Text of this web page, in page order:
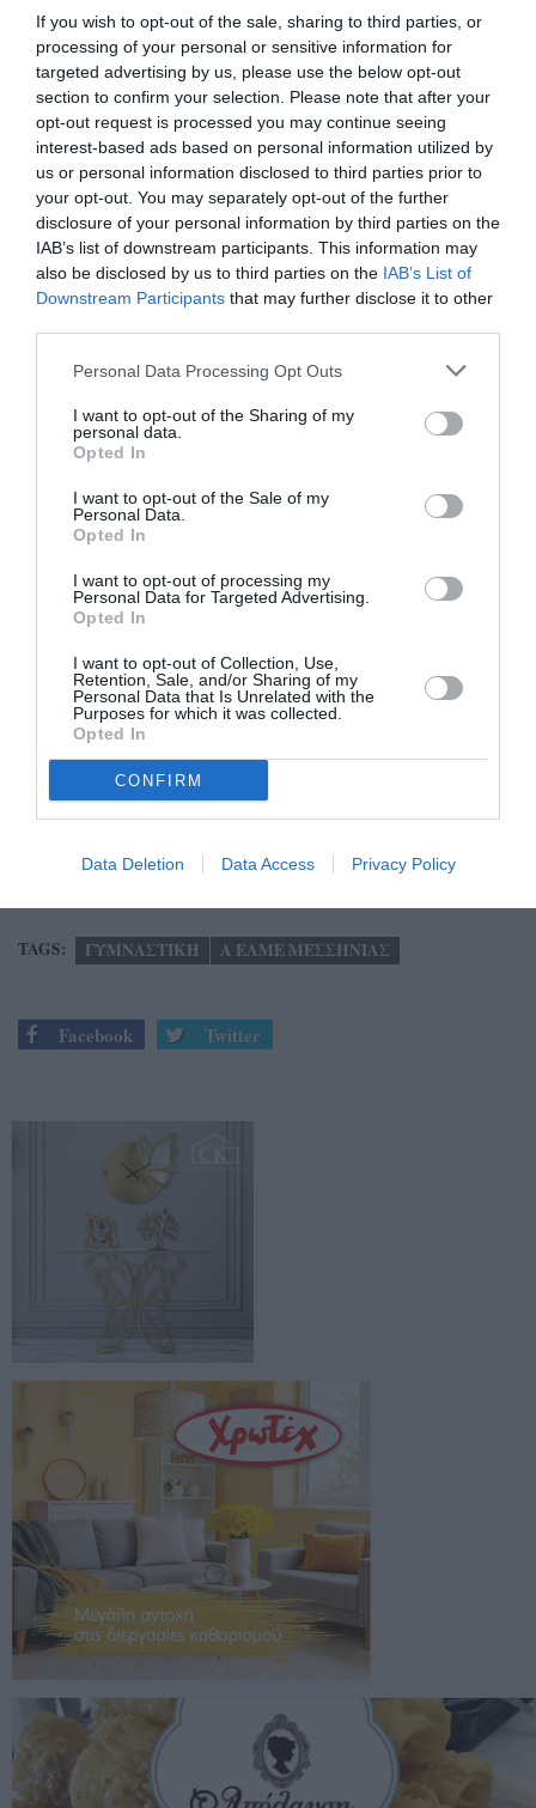
If you wish to opt-out of the sale, sharing to third parties, or
processing of your personal or sensitive information for
targeted advertising by us, please use the below opt-out
section to confirm your selection. Please note that after your
opt-out request is processed you may continue seeing
interest-based ads based on personal information utilized by
us or personal information disclosed to third parties prior to
your opt-out. You may separately opt-out of the further
disclosure of your personal information by third parties on the
IAB’s list of downstream participants. This information may
also be disclosed by us to third parties on the IAB’s List of
Downstream Participants that may further disclose it to other
Personal Data Processing Opt Outs
I want to opt-out of the Sharing of my
personal data.
Opted In
I want to opt-out of the Sale of my
Personal Data.
Opted In
I want to opt-out of processing my
Personal Data for Targeted Advertising.
Opted In
I want to opt-out of Collection, Use,
Retention, Sale, and/or Sharing of my
Personal Data that Is Unrelated with the
Purposes for which it was collected.
Opted In
CONFIRM
Data Deletion Data Access Privacy Policy
απαραίτητο εποπτικό υλικό και ο εξοπλισμός που είναι
απαραίτητος για τις σχολικές ομάδες.
 Να γίνει αλλαγή του αναλυτικού προγράμματος
ώστε όλοι οι μαθητές να συμμετέχουν 30 λεπτά κάθε
μέρα στο σχολείο σε έντονη ή μέτρια κινητική
δραστηριότητα.
 Να δοθεί η δυνατότητα συνεργασίας του καθηγητή
Φυσικής Αγωγής με άλλες ειδικότητες επιστημόνων π.χ.
 Ιδιαίτερη σημασία για την υγεία των μαθητών έχει η
καθιέρωση ανά τρίμηνο δωρεάν προληπτικών και
εξειδικευμένων εξετάσεων για όλους τους μαθητές με
ευθύνη του κράτους και με την εξασφάλιση της
παρουσίας αθλίατρου σε όλες τις αθλητικές
δραστηριότητες και τους αγώνες.
 Να δημιουργηθούν επιτέλους Κρατικά κέντρα
διάγνωσης – αξιολόγησης – στήριξης και
αντιμετώπισης των ΑμεΑ, με ειδικά προγράμματα
ανά κατηγορία προβλήματος, με λήψη όλων των
απαραίτητων μέτρων, ώστε οι οικογένειες των ΑμεΑ
και των παιδιών με ειδικές ανάγκες να μη χρειάζεται
να καταβάλουν ούτε ευρώ για τη διάγνωση,
αξιολόγηση, και αντιμετώπιση των προβλημάτων των
TAGS: ΓΥΜΝΑΣΤΙΚΗ Α ΕΛΜΕ ΜΕΣΣΗΝΙΑΣ
Facebook Twitter